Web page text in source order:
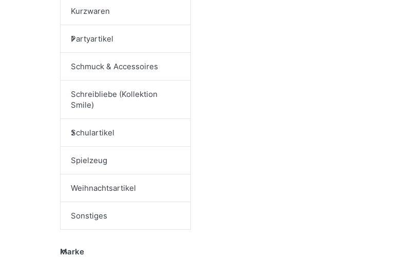
Kurzwaren
Partyartikel
Schmuck & Accessoires
Schreibliebe (Kollektion
Smile)
Schulartikel
Spielzeug
Weihnachtsartikel
Sonstiges
Marke